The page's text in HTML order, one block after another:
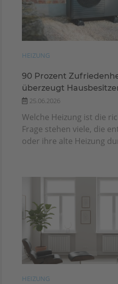
HEIZUNG
90 Prozent
überzeugt
25.06.2026
Welche Heizung ist die
Frage stehen viele, die
oder ihre alte Heizung
HEIZUNG